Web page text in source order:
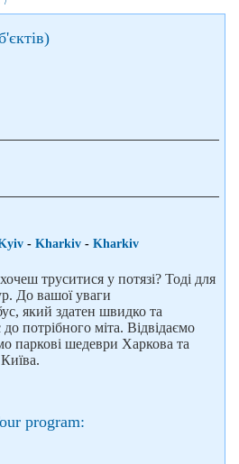
- Kharkiv - Kharkiv
труситися у потязі? Тоді для
До вашої уваги
який здатен швидко та
потрібного міта. Відвідаємо
паркові шедеври Харкова та
program: